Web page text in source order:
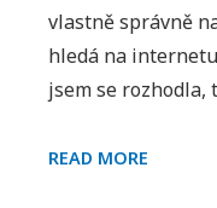
vlastně správně
hledá na
jsem se rozhodla,
READ MORE